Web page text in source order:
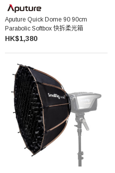
Aputure Quick Dome 90 90cm
Parabolic Softbox 快拆柔光箱
HK$1,380